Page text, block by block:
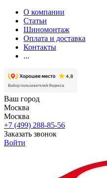
О компании
Статьи
Шиномонтаж
Оплата и доставка
Контакты
...
Ваш город
Москва
Москва
+7 (499) 288-85-56
Заказать звонок
Войти